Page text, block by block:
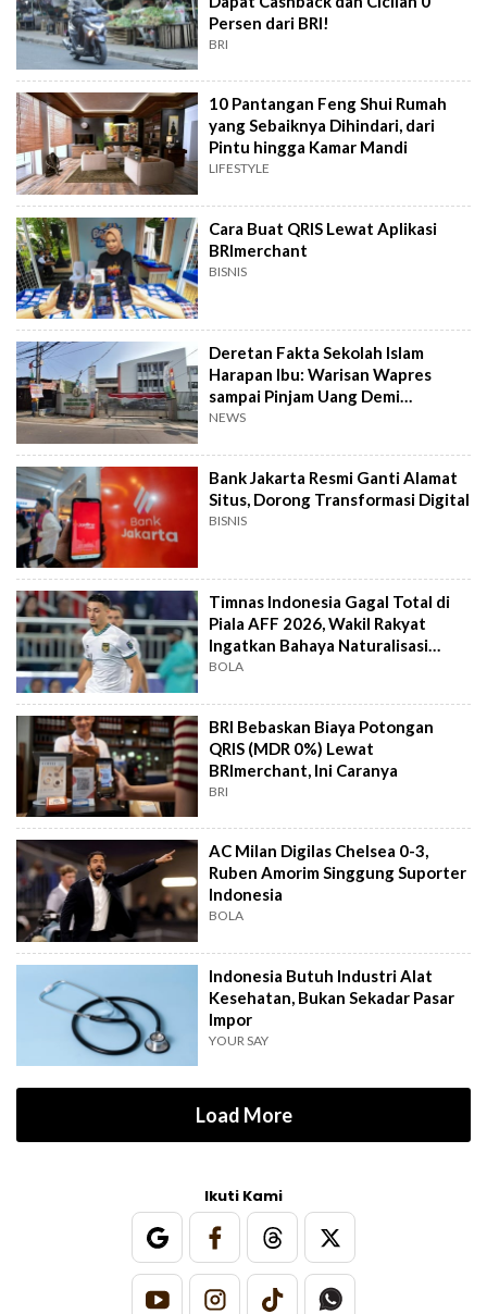
Persen dari BRI!
BRI
10 Pantangan Feng Shui Rumah
yang Sebaiknya Dihindari, dari
Pintu hingga Kamar Mandi
LIFESTYLE
Cara Buat QRIS Lewat Aplikasi
BRImerchant
BISNIS
Deretan Fakta Sekolah Islam
Harapan Ibu: Warisan Wapres
sampai Pinjam Uang Demi
Lapangan Padel
NEWS
Bank Jakarta Resmi Ganti Alamat
Situs, Dorong Transformasi Digital
BISNIS
Timnas Indonesia Gagal Total di
Piala AFF 2026, Wakil Rakyat
Ingatkan Bahaya Naturalisasi
Instan
BOLA
BRI Bebaskan Biaya Potongan
QRIS (MDR 0%) Lewat
BRImerchant, Ini Caranya
BRI
AC Milan Digilas Chelsea 0-3,
Ruben Amorim Singgung Suporter
Indonesia
BOLA
Indonesia Butuh Industri Alat
Kesehatan, Bukan Sekadar Pasar
Impor
YOUR SAY
Load More
Ikuti Kami